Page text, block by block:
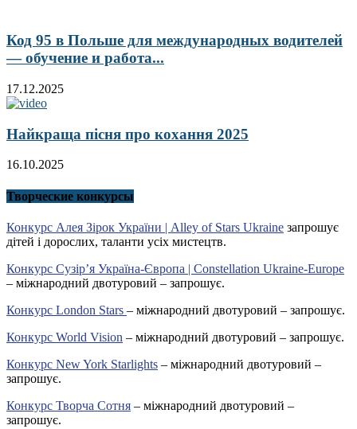
Код 95 в Польше для международных водителей
— обучение и работа...
17.12.2025
Найкраща пісня про кохання 2025
16.10.2025
Творческие конкурсы
Конкурс Алея Зірок України | Alley of Stars Ukraine запрошує
дітей і дорослих, таланти усіх мистецтв.
Конкурс Сузір’я Україна-Європа | Constellation Ukraine-Europe
– міжнародний двотуровий – запрошує.
Конкурс London Stars – міжнародний двотуровий – запрошує.
Конкурс World Vision – міжнародний двотуровий – запрошує.
Конкурс New York Starlights – міжнародний двотуровий –
запрошує.
Конкурс Творча Сотня – міжнародний двотуровий –
запрошує.